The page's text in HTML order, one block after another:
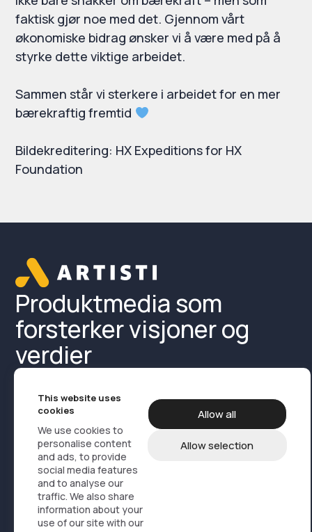
This website uses
cookies
We use cookies to
personalise content
and ads, to provide
social media features
and to analyse our
traffic. We also share
information about your
use of our site with our
Allow all
Allow selection
faktisk gjør noe med det. Gjennom vårt
økonomiske bidrag ønsker vi å være med på å
styrke dette viktige arbeidet.
Sammen står vi sterkere i arbeidet for en mer
bærekraftig fremtid
Bildekreditering: HX Expeditions for HX
Foundation
Produktmedia som
forsterker visjoner og
verdier
Produktmedia Referanser
Kontakt
Produkter